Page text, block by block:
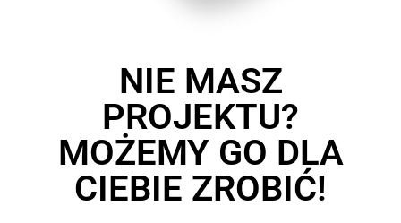
NIE MASZ
PROJEKTU?
MOŻEMY GO DLA
CIEBIE ZROBIĆ!